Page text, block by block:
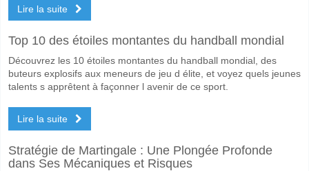
Lire la suite
Top 10 des étoiles montantes du handball mondial
Découvrez les 10 étoiles montantes du handball mondial, des
buteurs explosifs aux meneurs de jeu d élite, et voyez quels jeunes
talents s apprêtent à façonner l avenir de ce sport.
Lire la suite
Stratégie de Martingale : Une Plongée Profonde
dans Ses Mécaniques et Risques